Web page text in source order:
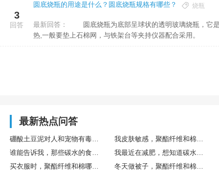
3
回答
圆底烧瓶的用途是什么？圆底烧瓶规格有哪些？ 烧瓶
最新回答：
热,一般要垫上石棉网，与铁架台等夹持仪器配合采用。
最新热点问答